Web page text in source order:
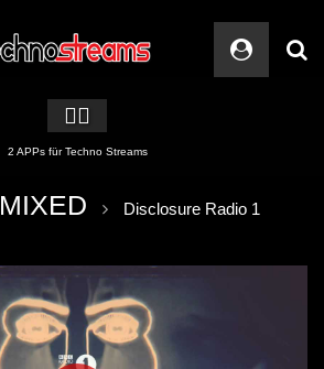
🏳️‍🌈
2 APPs für Techno Streams
MIXED
Disclosure Radio 1